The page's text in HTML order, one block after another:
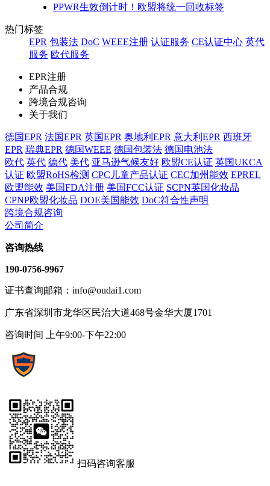
PPWR生效倒计时！欧盟将统一回收标签
热门标签
EPR 包装法 DoC WEEE注册 认证服务 CE认证中心 英代
服务 欧代服务
EPR注册
产品合规
跨境合规咨询
关于我们
德国EPR 法国EPR 英国EPR 奥地利EPR 意大利EPR 西班牙
EPR 瑞典EPR 德国WEEE 德国包装法 德国电池法
欧代 英代 德代 美代 亚马逊气候友好 欧盟CE认证 英国UKCA
认证 欧盟RoHS检测 CPC儿童产品认证 CEC加州能效 EPREL
欧盟能效 美国FDA注册 美国FCC认证 SCPN英国化妆品
CPNP欧盟化妆品 DOE美国能效 DoC符合性声明
跨境合规咨询
公司简介
咨询热线
190-0756-9967
证书查询邮箱：info@oudai1.com
广东省深圳市龙华区民治大道468号金华大厦1701
咨询时间 上午9:00-下午22:00
扫码咨询客服